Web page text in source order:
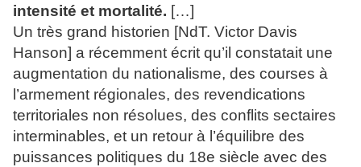
intensité et mortalité. […]
Un très grand historien [NdT. Victor Davis
Hanson] a récemment écrit qu’il constatait une
augmentation du nationalisme, des courses à
l’armement régionales, des revendications
territoriales non résolues, des conflits sectaires
interminables, et un retour à l’équilibre des
puissances politiques du 18e siècle avec des